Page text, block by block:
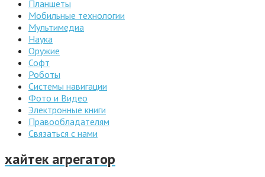
Планшеты
Мобильные технологии
Мультимедиа
Наука
Оружие
Софт
Роботы
Системы навигации
Фото и Видео
Электронные книги
Правообладателям
Связаться с нами
хайтек агрегатор